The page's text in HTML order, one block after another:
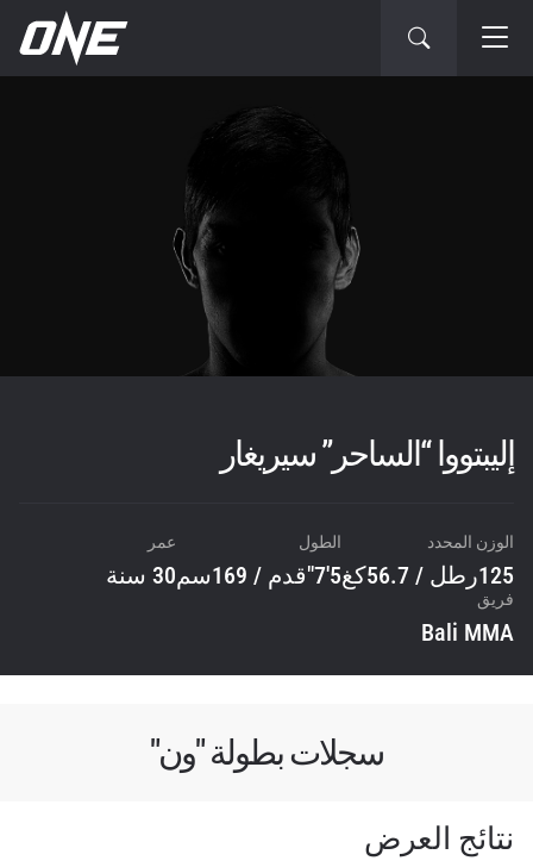
إليبتووا “الساحر” سيريغار
الوزن المحدد
125رطل / 56.7كغ
الطول
5'7"قدم / 169سم
عمر
30 سنة
فريق
Bali MMA
سجلات بطولة "ون"
نتائج العرض